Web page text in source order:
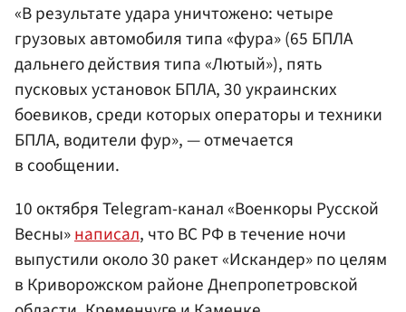
«В результате удара уничтожено: четыре
грузовых автомобиля типа «фура» (65 БПЛА
дальнего действия типа «Лютый»), пять
пусковых установок БПЛА, 30 украинских
боевиков, среди которых операторы и техники
БПЛА, водители фур», — отмечается
в сообщении.
10 октября Telegram-канал «Военкоры Русской
Весны»написал, что ВС РФ в течение ночи
выпустили около 30 ракет «Искандер» по целям
в Криворожском районе Днепропетровской